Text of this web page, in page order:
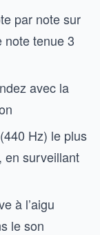
par note sur
note tenue 3
avec la
Hz) le plus
en surveillant
à l’aigu
le son